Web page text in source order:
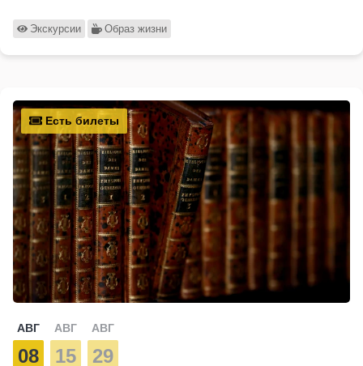
Экскурсии Образ жизни
Есть билеты
АВГ
08
АВГ
15
АВГ
29